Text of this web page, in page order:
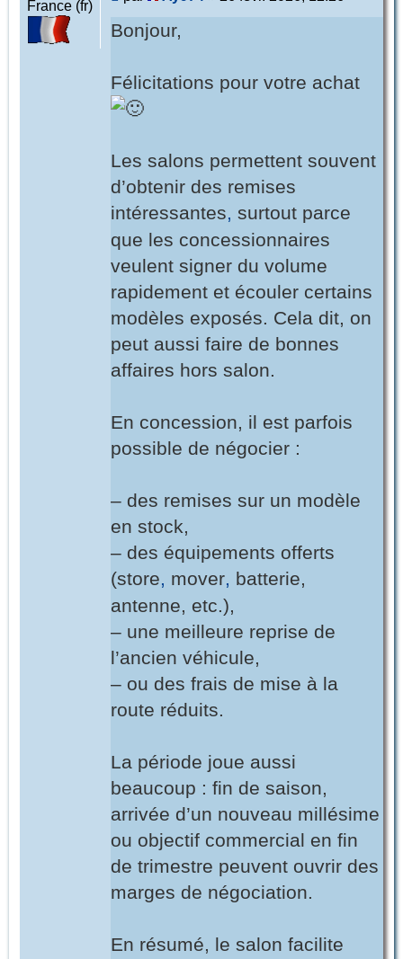
France (fr)
Bonjour,
Félicitations pour votre achat
Les salons permettent souvent
d’obtenir des remises
intéressantes, surtout parce
que les concessionnaires
veulent signer du volume
rapidement et écouler certains
modèles exposés. Cela dit, on
peut aussi faire de bonnes
affaires hors salon.
En concession, il est parfois
possible de négocier :
– des remises sur un modèle
en stock,
– des équipements offerts
(store, mover, batterie,
antenne, etc.),
– une meilleure reprise de
l’ancien véhicule,
– ou des frais de mise à la
route réduits.
La période joue aussi
beaucoup : fin de saison,
arrivée d’un nouveau millésime
ou objectif commercial en fin
de trimestre peuvent ouvrir des
marges de négociation.
En résumé, le salon facilite